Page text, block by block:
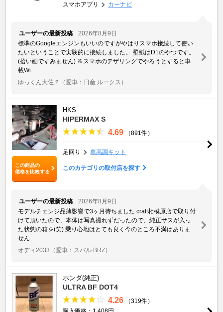
スマホアプリ カーナビ
ユーザーの最新投稿
2026年8月9日
標準のGoogleエンジンもいいのですがやはりスマホ接続して使い
たいということで実験的に接続しました。 壁紙はD1のやつです。
(拾い画ですみません) ※スマホのテザリングでやろうとすると車
載Wi ...
ゆっくん大佐？
（愛車：日産 ルークス）
この商品の
価格を比較する
HKS
HIPERMAX S
4.69 （891件）
足回り 車高調キット
このカテゴリの取付店を探す
ユーザーの最新投稿
2026年8月9日
モデルチェンジ品薄影響で3ヶ月待ちました craft相模原店で取り付
けて頂いたので、本体は写真撮れずだったので、純正サスが入っ
た状態の箱を(笑) 乗り心地はとても良く今のところ不満はありま
せん ...
オディ2033 （愛車：スバル BRZ）
ホンダ(純正)
ULTRA BF DOT4
4.26
（319件）